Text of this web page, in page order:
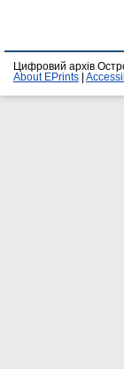
Цифровий архів
About EPrints